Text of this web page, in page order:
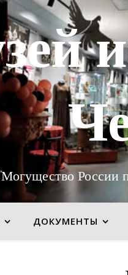
"Могущество России
ДОКУМЕНТЫ